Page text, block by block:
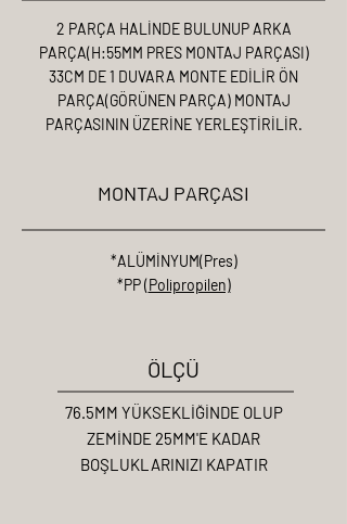
2 PARÇA HALİNDE BULUNUP ARKA
PARÇA(H:55MM PRES MONTAJ PARÇASI)
33CM DE 1 DUVARA MONTE EDİLİR ÖN
PARÇA(GÖRÜNEN PARÇA) MONTAJ
PARÇASININ ÜZERİNE YERLEŞTİRİLİR.
MONTAJ PARÇASI
*ALÜMİNYUM(Pres)
*PP (Polipropilen)
ÖLÇÜ
76.5MM YÜKSEKLİĞİNDE OLUP
ZEMİNDE 25MM'E KADAR
BOŞLUKLARINIZI KAPATIR